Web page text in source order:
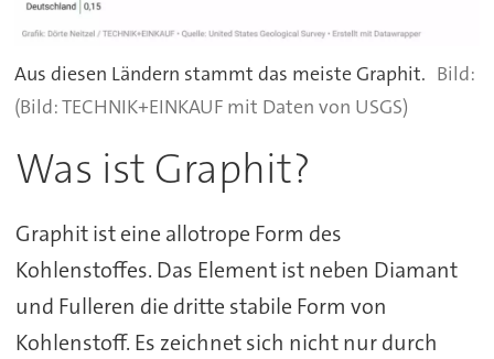
Aus diesen Ländern stammt das meiste Graphit.
(Bild: TECHNIK+EINKAUF mit Daten von USGS)
Was ist Graphit?
Graphit ist eine allotrope Form des
Kohlenstoffes. Das Element ist neben Diamant
und Fulleren die dritte stabile Form von
Kohlenstoff. Es zeichnet sich nicht nur durch